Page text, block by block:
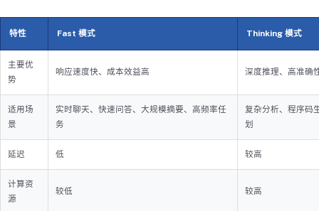
特性 Fast 模式 Thinking 模式
主要优
势
响应速度快、成本效益高 深度推理、高准确
适用场
景
实时聊天、快速问答、大规模摘要、高频率任
务
复杂分析、程序码
划
延迟 低 较高
计算资
源
较低 较高